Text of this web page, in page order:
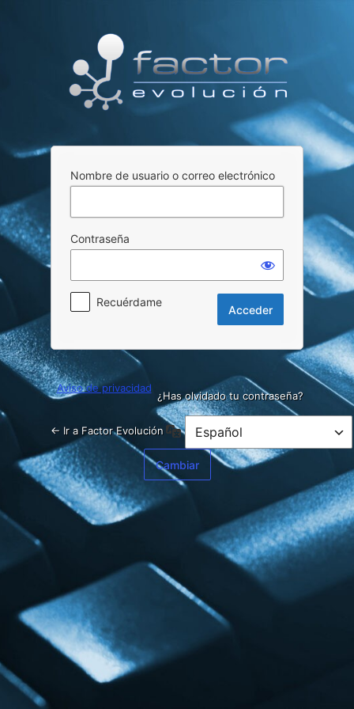
Nombre de usuario o correo electrónico
Contraseña
Recuérdame
¿Has olvidado tu contraseña?
← Ir a Factor Evolución
Aviso de privacidad
Idioma